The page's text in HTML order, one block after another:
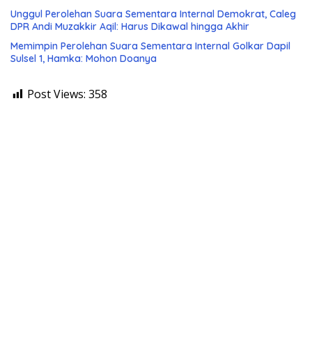
Unggul Perolehan Suara Sementara Internal Demokrat, Caleg
DPR Andi Muzakkir Aqil: Harus Dikawal hingga Akhir
Memimpin Perolehan Suara Sementara Internal Golkar Dapil
Sulsel 1, Hamka: Mohon Doanya
Post Views: 358